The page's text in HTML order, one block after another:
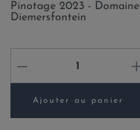
Pinotage 2023 - Domaine
Diemersfontein
- +
Ajouter au panier